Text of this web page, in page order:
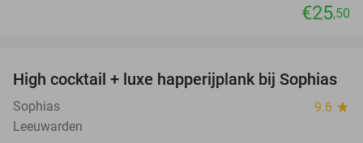
€25,50
37%
High cocktail + luxe happerijplank bij Sophias
Sophias 9.6 star
Leeuwarden